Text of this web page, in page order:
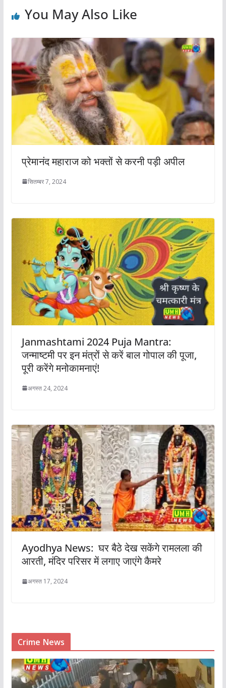
You May Also Like
प्रेमानंद महाराज को भक्‍तों से करनी पड़ी अपील
सितम्बर 7, 2024
Janmashtami 2024 Puja Mantra:
जन्माष्टमी पर इन मंत्रों से करें बाल गोपाल की पूजा,
पूरी करेंगे मनोकामनाएं!
अगस्त 24, 2024
Ayodhya News: घर बैठे देख सकेंगे रामलला की
आरती, मंदिर परिसर में लगाए जाएंगे कैमरे
अगस्त 17, 2024
Crime News